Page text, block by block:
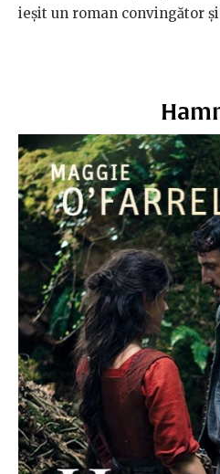
ieșit un roman convingător